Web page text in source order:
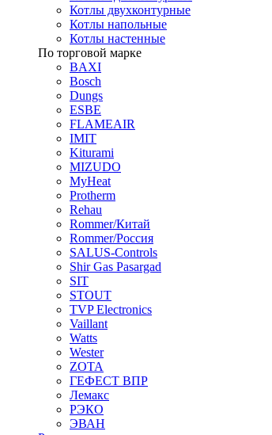
Котлы двухконтурные
Котлы напольные
Котлы настенные
По торговой марке
BAXI
Bosch
Dungs
ESBE
FLAMEAIR
IMIT
Kiturami
MIZUDO
MyHeat
Protherm
Rehau
Rommer/Китай
Rommer/Россия
SALUS-Controls
Shir Gas Pasargad
SIT
STOUT
TVP Electronics
Vaillant
Watts
Wester
ZOTA
ГЕФЕСТ ВПР
Лемакс
РЭКО
ЭВАН